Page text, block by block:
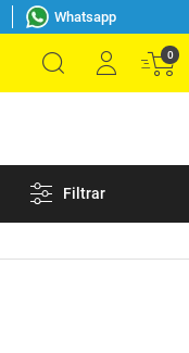
Whatsapp
0
Filtrar